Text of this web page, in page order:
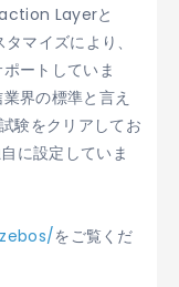
Layerと
マイズにより、
ートしていま
界の標準と言え
験をクリアしてお
に設定していま
をご覧くだ